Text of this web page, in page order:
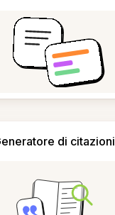
di citazioni